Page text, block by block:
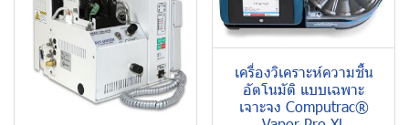
เครื่องวิเคราะห์ความชื้น
อัตโนมัติ แบบเฉพาะ
เจาะจง Computrac®